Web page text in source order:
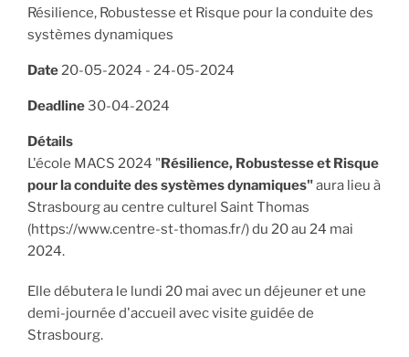
Résilience, Robustesse et Risque pour la conduite des
systèmes dynamiques
Date20-05-2024 - 24-05-2024
Deadline30-04-2024
Détails
L'école MACS 2024 "Résilience, Robustesse et Risque
pour la conduite des systèmes dynamiques"aura lieu à
Strasbourg au centre culturel Saint Thomas
(https://www.centre-st-thomas.fr/) du 20 au 24 mai
2024.
Elle débutera le lundi 20 mai avec un déjeuner et une
demi-journée d'accueil avec visite guidée de
Strasbourg.